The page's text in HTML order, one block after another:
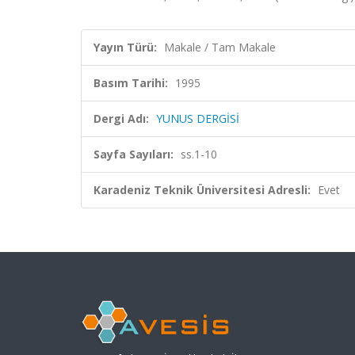
Yayın Türü: Makale / Tam Makale
Basım Tarihi: 1995
Dergi Adı: YUNUS DERGİSİ
Sayfa Sayıları: ss.1-10
Karadeniz Teknik Üniversitesi Adresli: Evet